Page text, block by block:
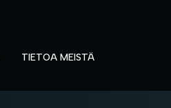
TIETOA MEISTÄ